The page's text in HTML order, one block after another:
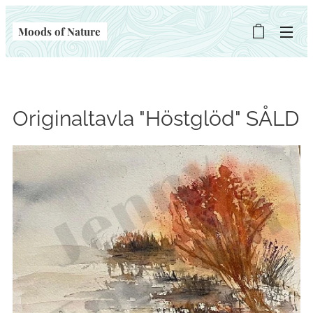
Moods of Nature
Originaltavla "Höstglöd" SÅLD